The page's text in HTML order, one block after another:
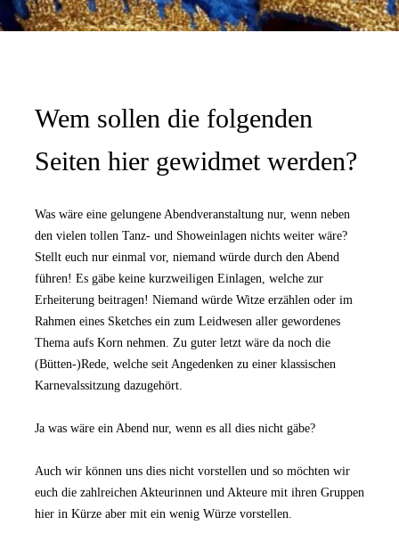
Wem sollen die folgenden
Seiten hier gewidmet werden?
Was wäre eine gelungene Abendveranstaltung nur, wenn neben
den vielen tollen Tanz- und Showeinlagen nichts weiter wäre?
Stellt euch nur einmal vor, niemand würde durch den Abend
führen! Es gäbe keine kurzweiligen Einlagen, welche zur
Erheiterung beitragen! Niemand würde Witze erzählen oder im
Rahmen eines Sketches ein zum Leidwesen aller gewordenes
Thema aufs Korn nehmen. Zu guter letzt wäre da noch die
(Bütten-)Rede, welche seit Angedenken zu einer klassischen
Karnevalssitzung dazugehört.
Ja was wäre ein Abend nur, wenn es all dies nicht gäbe?
Auch wir können uns dies nicht vorstellen und so möchten wir
euch die zahlreichen Akteurinnen und Akteure mit ihren Gruppen
hier in Kürze aber mit ein wenig Würze vorstellen.